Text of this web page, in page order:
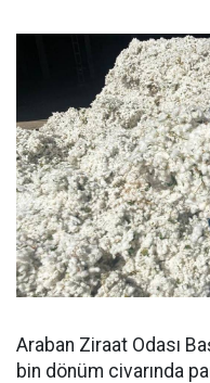
Araban Ziraat Odası
bin dönüm civarında